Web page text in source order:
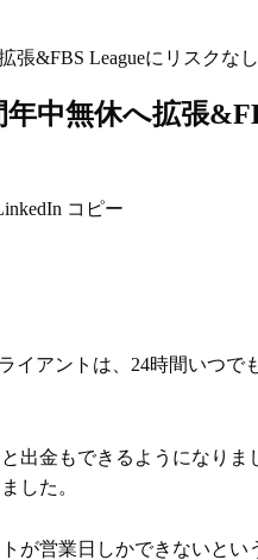
張&FBS Leagueにリスクな
年中無休へ拡張
コピー
イアントは、24時間いつ
出金もできるようになり
した。
が営業日しかできないと